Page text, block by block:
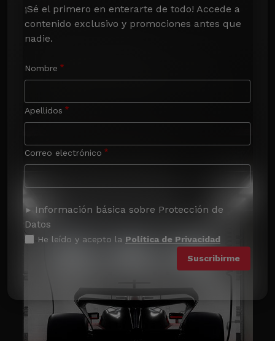
¡Sé el primero en enterarte de todo! Accede a
contenido exclusivo y promociones antes que
nadie.
Nombre
Apellidos
Correo electrónico
Información básica sobre Protección de
Datos
He leído y acepto la Política de Privacidad